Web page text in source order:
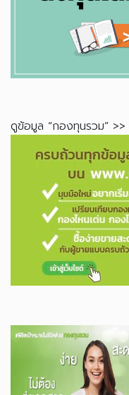
ดูข้อมูล “กองทุนรวม” >>